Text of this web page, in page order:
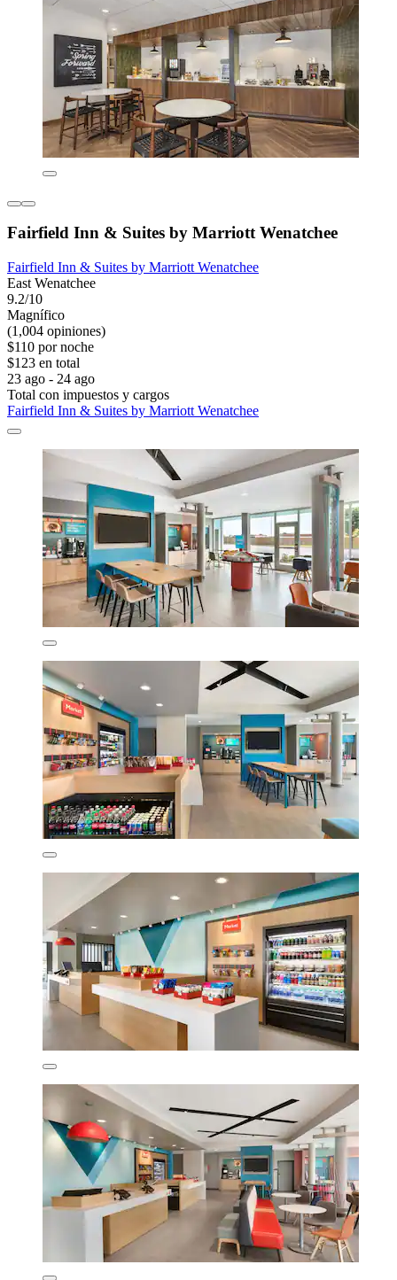
Fairfield Inn & Suites by Marriott Wenatchee
Fairfield Inn & Suites by Marriott Wenatchee
East Wenatchee
9.2/10
Magnífico
(1,004 opiniones)
$110 por noche
$123 en total
23 ago - 24 ago
Total con impuestos y cargos
Fairfield Inn & Suites by Marriott Wenatchee